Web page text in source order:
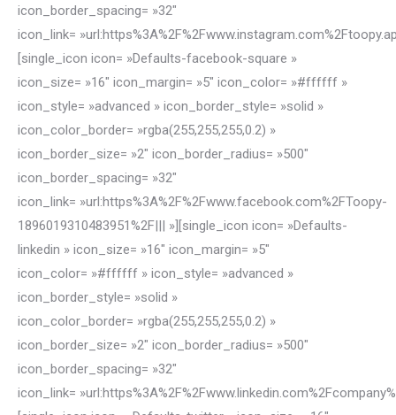
icon_border_spacing= »32″
icon_link=
[single_icon icon= »Defaults-facebook-square »
icon_size= »16″ icon_margin= »5″ icon_color= »#ffffff »
icon_style= »advanced » icon_border_style= »solid »
icon_color_border= »rgba(255,255,255,0.2) »
icon_border_size= »2″ icon_border_radius= »500″
icon_border_spacing= »32″
icon_link= »url:https%3A%2F%2Fwww.facebook.com%2FToopy-
1896019310483951%2F||| »][single_icon icon= »Defaults-
linkedin » icon_size= »16″ icon_margin= »5″
icon_color= »#ffffff » icon_style= »advanced »
icon_border_style= »solid »
icon_color_border= »rgba(255,255,255,0.2) »
icon_border_size= »2″ icon_border_radius= »500″
icon_border_spacing= »32″
icon_link=